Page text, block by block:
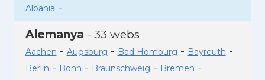
Albania -
Alemanya - 33 webs
Aachen - Augsburg - Bad Homburg - Bayreuth -
Berlin - Bonn - Braunschweig - Bremen -